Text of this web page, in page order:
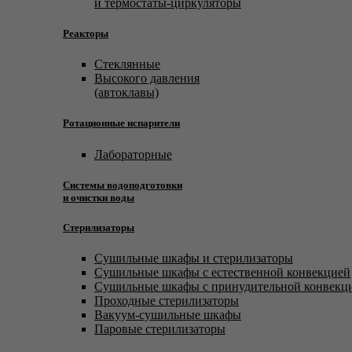
Реакторы
Стеклянные
Высокого давления
(автоклавы)
Ротационные испарители
Лабораторные
Системы водоподготовки
и очистки воды
Стерилизаторы
Сушильные шкафы и стерилизаторы
Сушильные шкафы с естественной конвекцией
Сушильные шкафы с принудительной
Проходные стерилизаторы
Вакуум-сушильные шкафы
Паровые стерилизаторы